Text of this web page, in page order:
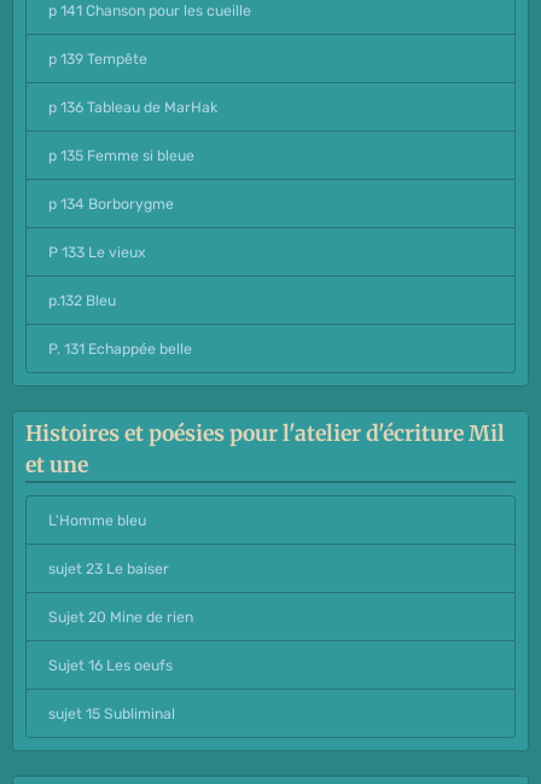
p 141 Chanson pour les cueille
p 139 Tempête
p 136 Tableau de MarHak
p 135 Femme si bleue
p 134 Borborygme
P 133 Le vieux
p.132 Bleu
P. 131 Echappée belle
Histoires et poésies pour l'atelier d'écriture Mil
et une
L'Homme bleu
sujet 23 Le baiser
Sujet 20 Mine de rien
Sujet 16 Les oeufs
sujet 15 Subliminal